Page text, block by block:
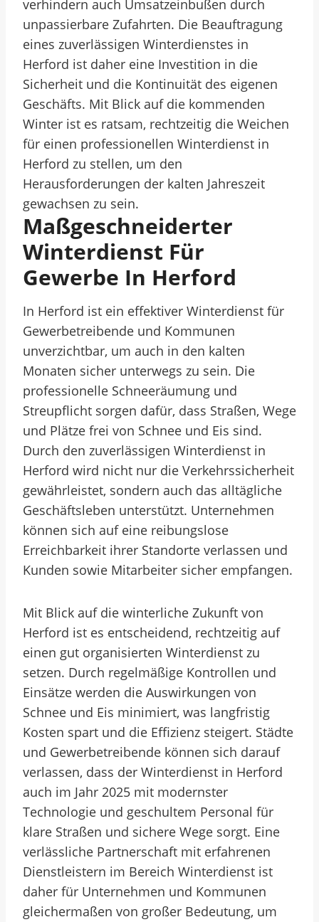
verhindern auch Umsatzeinbußen durch
unpassierbare Zufahrten. Die Beauftragung
eines zuverlässigen Winterdienstes in
Herford ist daher eine Investition in die
Sicherheit und die Kontinuität des eigenen
Geschäfts. Mit Blick auf die kommenden
Winter ist es ratsam, rechtzeitig die Weichen
für einen professionellen Winterdienst in
Herford zu stellen, um den
Herausforderungen der kalten Jahreszeit
gewachsen zu sein.
Maßgeschneiderter
Winterdienst Für
Gewerbe In Herford
In Herford ist ein effektiver Winterdienst für
Gewerbetreibende und Kommunen
unverzichtbar, um auch in den kalten
Monaten sicher unterwegs zu sein. Die
professionelle Schneeräumung und
Streupflicht sorgen dafür, dass Straßen, Wege
und Plätze frei von Schnee und Eis sind.
Durch den zuverlässigen Winterdienst in
Herford wird nicht nur die Verkehrssicherheit
gewährleistet, sondern auch das alltägliche
Geschäftsleben unterstützt. Unternehmen
können sich auf eine reibungslose
Erreichbarkeit ihrer Standorte verlassen und
Kunden sowie Mitarbeiter sicher empfangen.
Mit Blick auf die winterliche Zukunft von
Herford ist es entscheidend, rechtzeitig auf
einen gut organisierten Winterdienst zu
setzen. Durch regelmäßige Kontrollen und
Einsätze werden die Auswirkungen von
Schnee und Eis minimiert, was langfristig
Kosten spart und die Effizienz steigert. Städte
und Gewerbetreibende können sich darauf
verlassen, dass der Winterdienst in Herford
auch im Jahr 2025 mit modernster
Technologie und geschultem Personal für
klare Straßen und sichere Wege sorgt. Eine
verlässliche Partnerschaft mit erfahrenen
Dienstleistern im Bereich Winterdienst ist
daher für Unternehmen und Kommunen
gleichermaßen von großer Bedeutung, um